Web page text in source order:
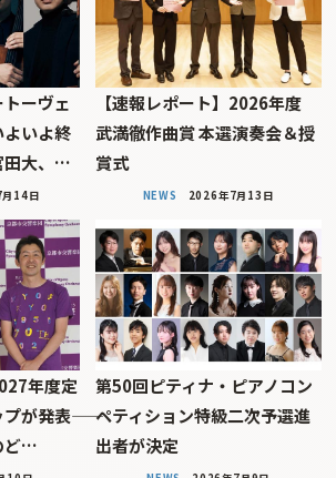
ーヴェ
いよ終
田大、…
14日
【速報レポート】2026年度
武満徹作曲賞 本選演奏会＆授
賞式
NEWS 2026年7月13日
年度定
が発表――
ど…
第50回ピティナ・ピアノコン
ペティション特級二次予選進
出者が決定